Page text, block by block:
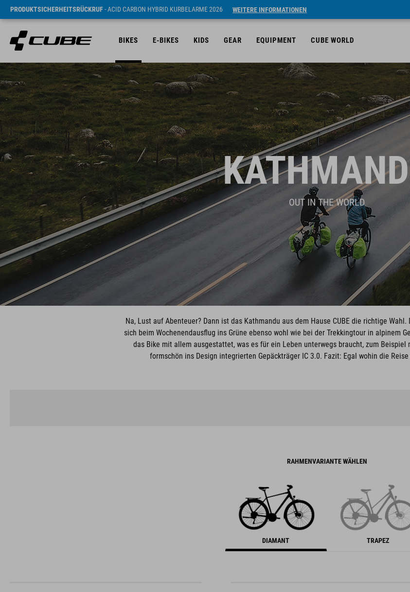
PRODUKTSICHERHEITSRÜCKRUF- ACID CARBON HYBRID KURBELARME 2026 WEITERE INFORMATIONEN
BIKES E-BIKES KIDS GEAR EQUIPMENT CUBE WORLD
OUT IN THE WORLD
Na, Lust auf Abenteuer? Dann ist das Kathmandu aus dem Hause CUBE die richtige
sich beim Wochenendausflug ins Grüne ebenso wohl wie bei der Trekkingtour in alpinem
das Bike mit allem ausgestattet, was es für ein Leben unterwegs braucht, zum Beispiel
formschön ins Design integrierten Gepäckträger IC 3.0. Fazit: Egal wohin die
RAHMENVARIANTE WÄHLEN
DIAMANT TRAPEZ